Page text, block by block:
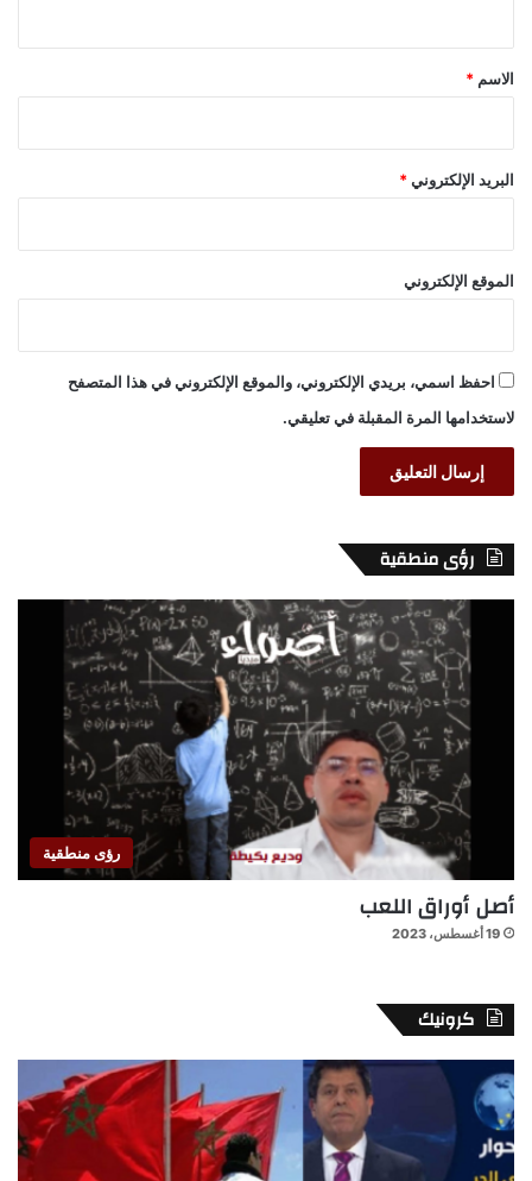
*
الاسم *
البريد الإلكتروني *
الموقع الإلكتروني
احفظ اسمي، بريدي الإلكتروني، والموقع الإلكتروني في هذا المتصفح
لاستخدامها المرة المقبلة في تعليقي.
رؤى منطقية
رؤى منطقية
أصل أوراق اللعب
19 أغسطس، 2023
كرونيك